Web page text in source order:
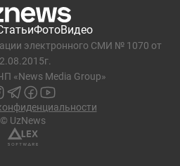
ФотоВидео
электронного СМИ № 1070 от
«News Media Group»
© UzNews